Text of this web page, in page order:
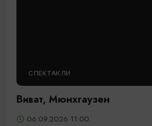
СПЕКТАКЛИ
Виват, Мюнхгаузен
06.09.2026 11:00